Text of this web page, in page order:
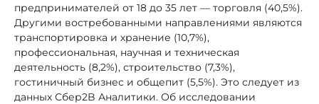
предпринимателей от 18 до 35 лет — торговля (40,5%).
Другими востребованными направлениями являются
транспортировка и хранение (10,7%),
профессиональная, научная и техническая
деятельность (8,2%), строительство (7,3%),
гостиничный бизнес и общепит (5,5%). Это следует из
данных Сбер2B Аналитики. Об исследовании